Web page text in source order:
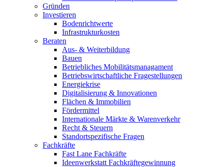
Gründen
Investieren
Bodenrichtwerte
Infrastrukturkosten
Beraten
Aus- & Weiterbildung
Bauen
Betriebliches Mobilitätsmanagament
Betriebswirtschaftliche Fragestellungen
Energiekrise
Digitalisierung & Innovationen
Flächen & Immobilien
Fördermittel
Internationale Märkte & Warenverkehr
Recht & Steuern
Standortspezifische Fragen
Fachkräfte
Fast Lane Fachkräfte
Ideenwerkstatt Fachkräftegewinnung